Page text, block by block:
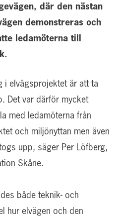
där den nästan
demonstreras och
ledamöterna till
i elvägsprojektet är att ta
Det var därför mycket
med ledamöterna från
och miljönyttan men även
upp, säger Per Löfberg,
Skåne.
både teknik- och
hur elvägen och den